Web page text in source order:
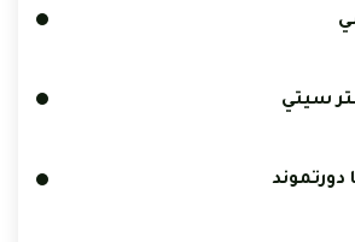
سيتي
دورتموند